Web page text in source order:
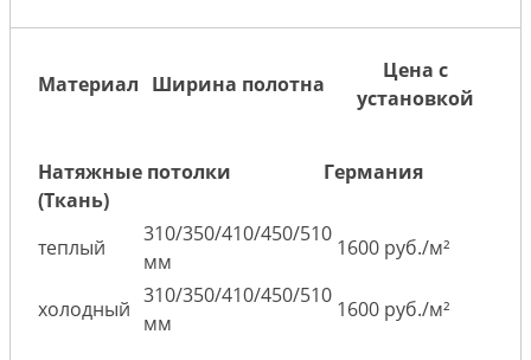
Материал Ширина полотна
Цена с
установкой
Натяжные потолки
Германия
(Ткань)
теплый
310/350/410/450/510
мм
1600 руб./м²
холодный
310/350/410/450/510
мм
1600 руб./м²